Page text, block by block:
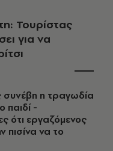
Τουρίστας
για να
η τραγωδία
παιδί -
ότι εργαζόμενος
πισίνα να το